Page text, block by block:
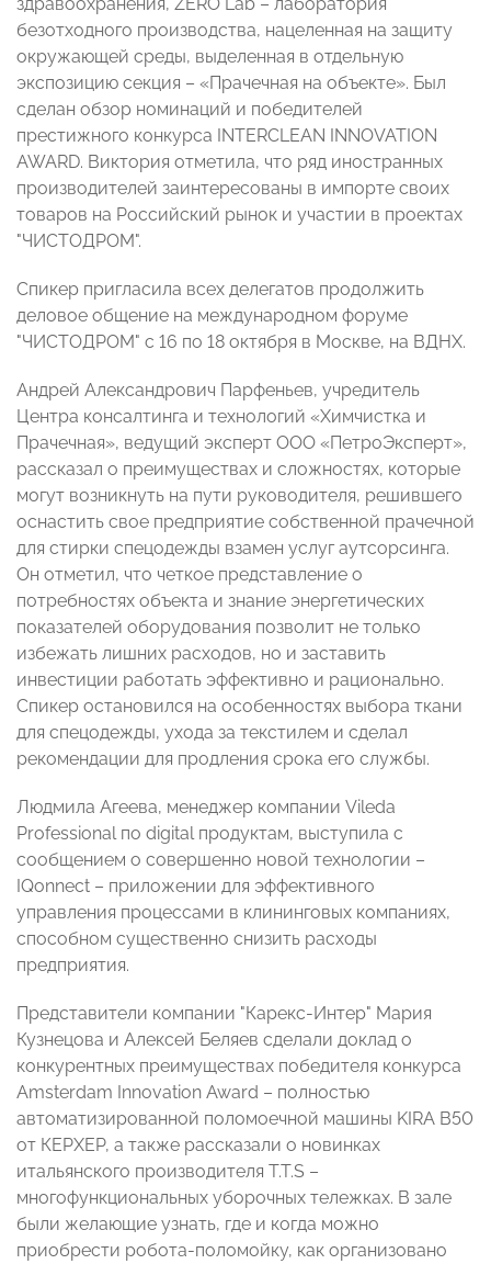
безотходного производства, нацеленная на защиту
окружающей среды, выделенная в отдельную
экспозицию секция – «Прачечная на объекте». Был
сделан обзор номинаций и победителей
престижного конкурса INTERCLEAN INNOVATION
AWARD. Виктория отметила, что ряд иностранных
производителей заинтересованы в импорте своих
товаров на Российский рынок и участии в проектах
"ЧИСТОДРОМ".
Спикер пригласила всех делегатов продолжить
деловое общение на международном форуме
"ЧИСТОДРОМ" с 16 по 18 октября в Москве, на ВДНХ.
Андрей Александрович Парфеньев, учредитель
Центра консалтинга и технологий «Химчистка и
Прачечная», ведущий эксперт ООО «ПетроЭксперт»,
рассказал о преимуществах и сложностях, которые
могут возникнуть на пути руководителя, решившего
оснастить свое предприятие собственной прачечной
для стирки спецодежды взамен услуг аутсорсинга.
Он отметил, что четкое представление о
потребностях объекта и знание энергетических
показателей оборудования позволит не только
избежать лишних расходов, но и заставить
инвестиции работать эффективно и рационально.
Спикер остановился на особенностях выбора ткани
для спецодежды, ухода за текстилем и сделал
рекомендации для продления срока его службы.
Людмила Агеева, менеджер компании Vileda
Professional по digital продуктам, выступила с
сообщением о совершенно новой технологии –
IQonnect – приложении для эффективного
управления процессами в клининговых компаниях,
способном существенно снизить расходы
предприятия.
Представители компании "Карекс-Интер" Мария
Кузнецова и Алексей Беляев сделали доклад о
конкурентных преимуществах победителя конкурса
Amsterdam Innovation Award – полностью
автоматизированной поломоечной машины KIRA B50
от КЕРХЕР, а также рассказали о новинках
итальянского производителя T.T.S –
многофункциональных уборочных тележках. В зале
были желающие узнать, где и когда можно
приобрести робота-поломойку, как организовано